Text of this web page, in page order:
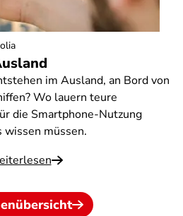
im Ausland, an Bord von
Wo lauern teure
die Smartphone-Nutzung
wissen müssen.